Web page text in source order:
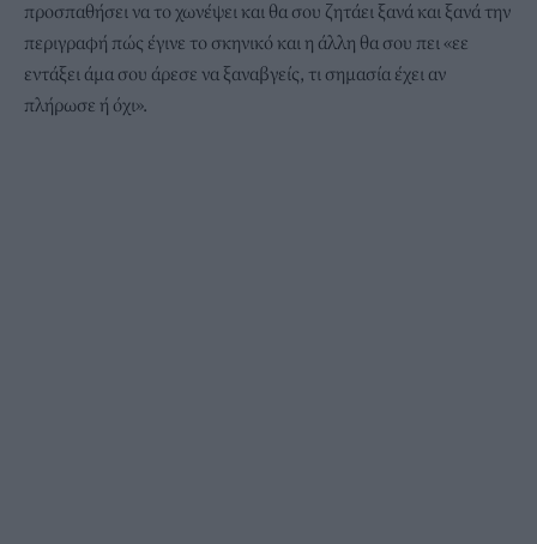
προσπαθήσει να το χωνέψει και θα σου ζητάει ξανά και ξανά την
περιγραφή πώς έγινε το σκηνικό και η άλλη θα σου πει «εε
εντάξει άμα σου άρεσε να ξαναβγείς, τι σημασία έχει αν
πλήρωσε ή όχι».